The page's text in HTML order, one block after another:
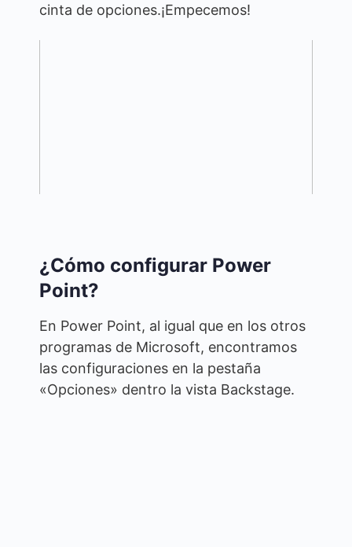
cinta de opciones.¡Empecemos!
¿Cómo configurar Power
Point?
En Power Point, al igual que en los otros
programas de Microsoft, encontramos
las configuraciones en la pestaña
«Opciones» dentro la vista Backstage.